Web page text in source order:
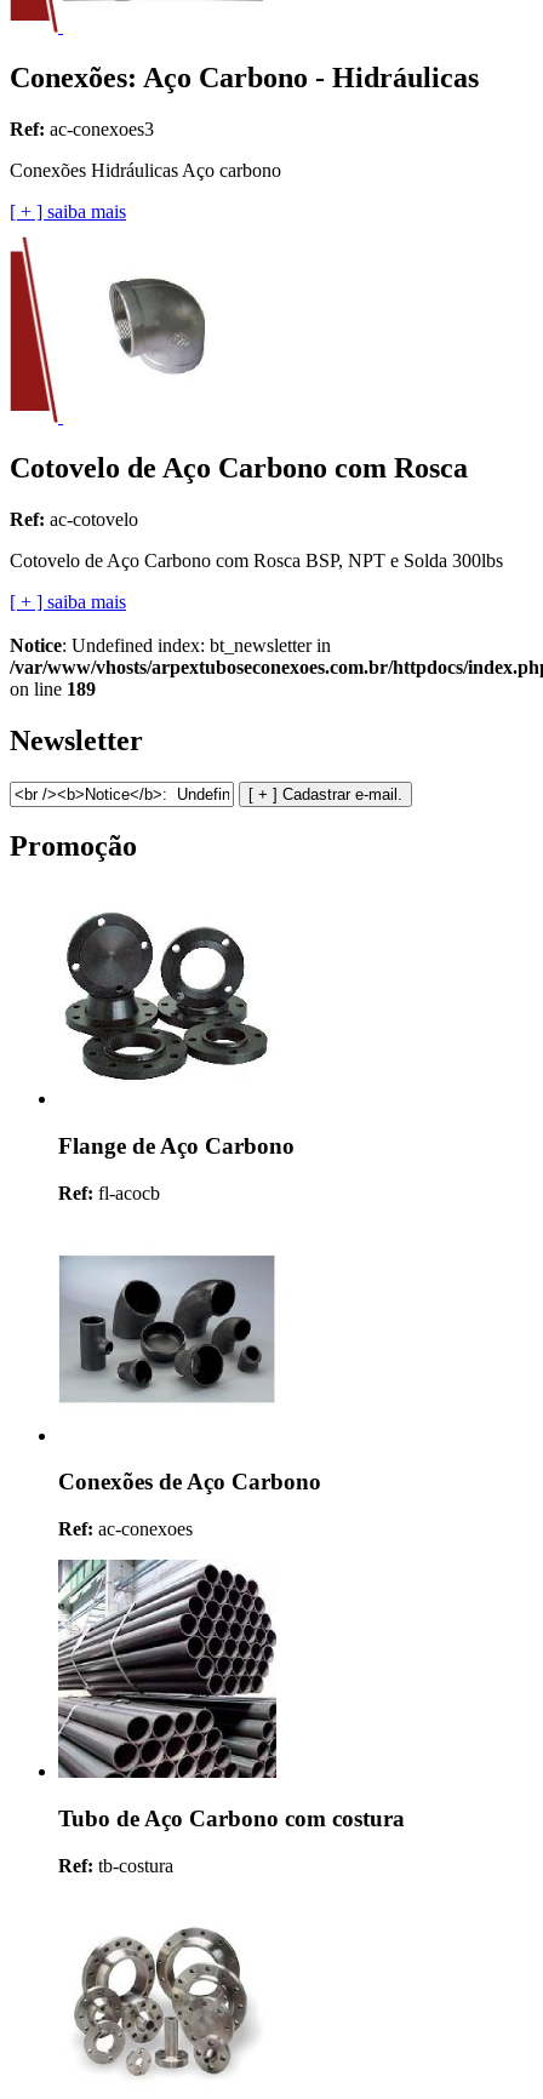
Conexões: Aço Carbono - Hidráulicas
Ref: ac-conexoes3
Conexões Hidráulicas Aço carbono
[ + ] saiba mais
Cotovelo de Aço Carbono com Rosca
Ref: ac-cotovelo
Cotovelo de Aço Carbono com Rosca BSP, NPT e Solda 300lbs
[ + ] saiba mais
Notice: Undefined index: bt_newsletter in
/var/www/vhosts/arpextuboseconexoes.com.br/httpdocs/
on line 189
Newsletter
Promoção
Flange de Aço Carbono
Ref: fl-acocb
Conexões de Aço Carbono
Ref: ac-conexoes
Tubo de Aço Carbono com costura
Ref: tb-costura